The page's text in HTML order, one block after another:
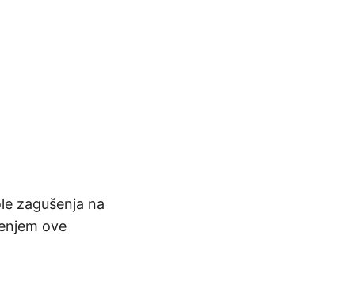
zagušenja na
ove